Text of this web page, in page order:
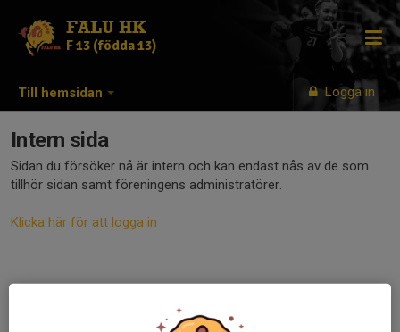
Till hemsidan Logga in
FALU HK
F 13 (födda 13)
Intern sida
Sidan du försöker nå är intern och kan endast nås av de som
tillhör sidan samt föreningens administratörer.
Klicka här för att logga in